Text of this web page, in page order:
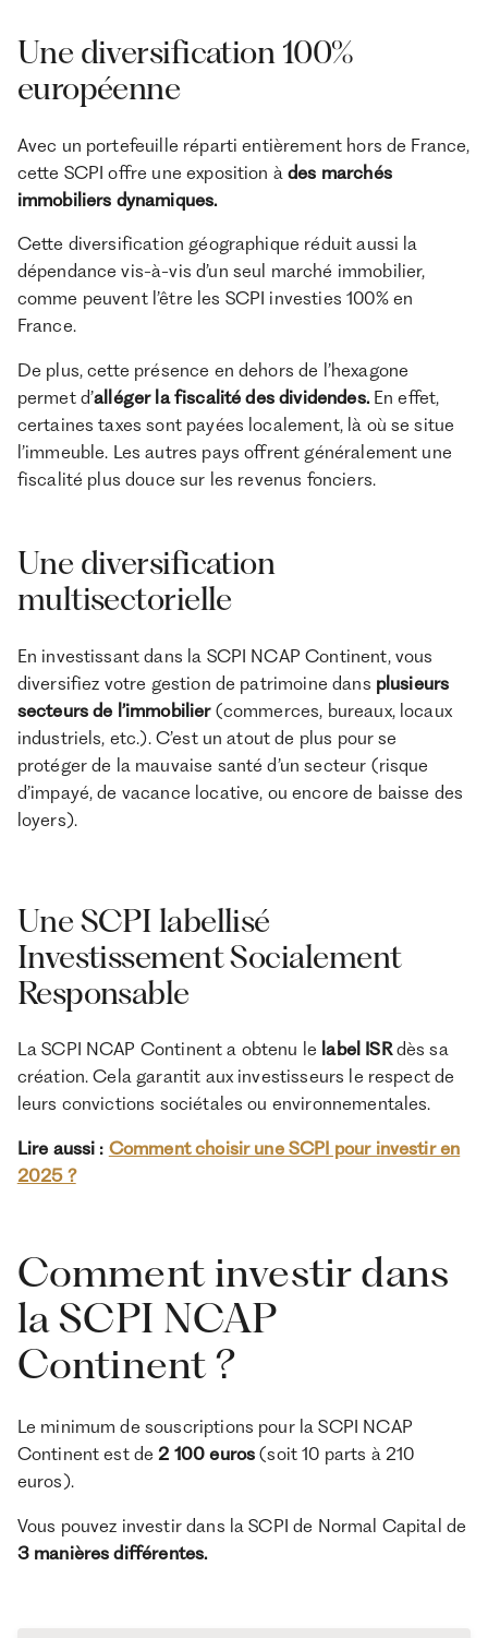
Une diversification 100%
européenne
Avec un portefeuille réparti entièrement hors de France,
cette SCPI offre une exposition àdes marchés
immobiliers dynamiques.
Cette diversification géographique réduit aussi la
dépendance vis-à-vis d’un seul marché immobilier,
comme peuvent l’être les SCPI investies 100% en
France.
De plus, cette présence en dehors de l’hexagone
permet d’alléger la fiscalité des dividendes. En effet,
certaines taxes sont payées localement, là où se situe
l’immeuble. Les autres pays offrent généralement une
fiscalité plus douce sur les revenus fonciers.
Une diversification
multisectorielle
En investissant dans la SCPI NCAP Continent, vous
diversifiez votre gestion de patrimoine dans plusieurs
secteurs de l’immobilier(commerces, bureaux, locaux
industriels, etc.). C’est un atout de plus pour se
protéger de la mauvaise santé d’un secteur (risque
d’impayé, de vacance locative, ou encore de baisse des
loyers).
Une SCPI labellisé
Investissement Socialement
Responsable
La SCPI NCAP Continent a obtenu le label ISRdès sa
création. Cela garantit aux investisseurs le respect de
leurs convictions sociétales ou environnementales.
Lire aussi : Comment choisir une SCPI pour investir en
2025 ?
Comment investir dans
la SCPI NCAP
Continent ?
Le minimum de souscriptions pour la SCPI NCAP
Continent est de 2 100 euros(soit 10 parts à 210
euros).
Vous pouvez investir dans la SCPI de Normal Capital de
3 manières différentes.